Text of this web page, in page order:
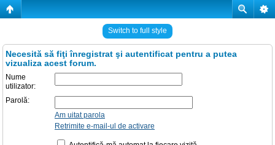
Switch to full style
Necesită să fiţi înregistrat şi autentificat pentru a putea
vizualiza acest forum.
Nume
utilizator:
Parolă:
Am uitat parola
Retrimite e-mail-ul de activare